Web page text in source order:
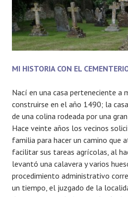
MI HISTORIA CON EL
Nací en una casa perteneciente a
construirse en el año 1490; la
de una colina rodeada por una
Hace veinte años los vecinos
familia para hacer un camino que
facilitar sus tareas agrícolas, al
levantó una calavera y varios
procedimiento administrativo
un tiempo, el juzgado de la